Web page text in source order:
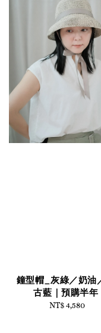
鐘型帽_灰綠／奶油
古藍｜預購半年
Regular
NT$ 4,580